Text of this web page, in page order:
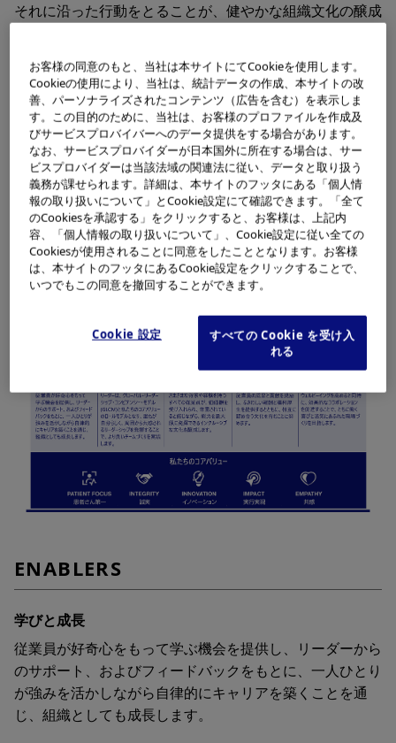
それに沿った⾏動をとることが、健やかな組織文化の醸成
「賞賛・奨励」、「活気ある職場」の5つの要素を通し
て、あるべき企業文化を⽬指します。
企業文化を醸成し、私たちの存在意義を実現するために
は、”people-centric”（お客さまや患者さんのことと同様
に、従業員⼀⼈ひとりのことを第⼀に考える）の視点に⽴
ち、世界中のお客さまや患者さんに、より良いサービスや
価値を提供できる組織運営を実践していくことが、何より
も重要と考えています。
ENABLERS
学びと成長
従業員が好奇心をもって学ぶ機会を提供し、リーダーから
のサポート、およびフィードバックをもとに、一人ひとり
が強みを活かしながら自律的にキャリアを築くことを通
じ、組織としても成長します。
お客様の同意のもと、当社は本サイトにてCookieを使用します。
Cookieの使用により、当社は、統計データの作成、本サイトの改
善、パーソナライズされたコンテンツ（広告を含む）を表示しま
す。この目的のために、当社は、お客様のプロファイルを作成及
びサービスプロバイバーへのデータ提供をする場合があります。
なお、サービスプロバイダーが日本国外に所在する場合は、サー
ビスプロバイダーは当該法域の関連法に従い、データと取り扱う
義務が課せられます。詳細は、本サイトのフッタにある「個人情
報の取り扱いについて」とCookie設定にて確認できます。「全て
のCookiesを承認する」をクリックすると、お客様は、上記内
容、「個人情報の取り扱いについて」、Cookie設定に従い全ての
Cookiesが使用されることに同意をしたこととなります。お客様
は、本サイトのフッタにあるCookie設定をクリックすることで、
いつでもこの同意を撤回することができます。
Cookie 設定
すべての Cookie を受け入
れる